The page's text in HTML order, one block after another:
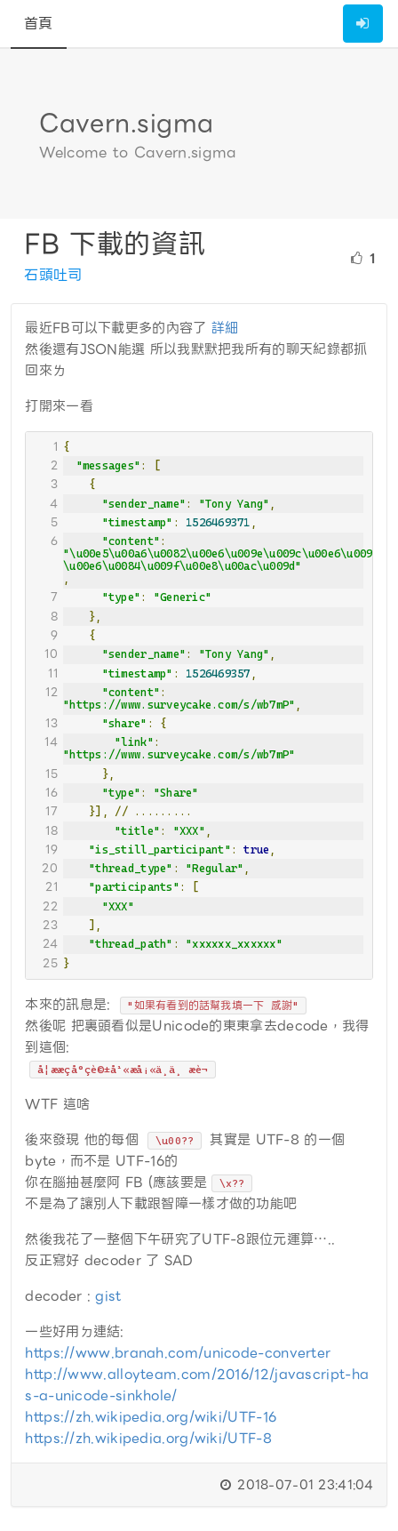
首頁
Cavern.sigma
Welcome to Cavern.sigma
FB 下載的資訊
石頭吐司
1
最近FB可以下載更多的內容了 詳細
然後還有JSON能選 所以我默默把我所有的聊天紀錄都抓
回來ㄌ
打開來一看
{
"messages" :
[
{
"sender_name" : "Tony Yang"
"timestamp" : 1526469371
"content" :
\u00e6\u0084\u009f\u00e8\u00ac\u009d"
,
"type" :
"Generic"
},
{
"sender_name" : "Tony Yang" ,
"timestamp" : 1526469357,
"content" :
"https://www.surveycake.com/s/wb7mP"
"share" :
{
"link" :
"https://www.surveycake.com/s/wb7mP"
},
"type" :
"Share"
}],
//
.........
"title" : "XXX"
"is_still_participant" : true
"thread_type" : "Regular" ,
"participants" :
[
"XXX"
],
"thread_path" :
"xxxxxx_xxxxxx"
}
本來的訊息是: "如果有看到的話幫我填一下 感謝"
然後呢 把裏頭看似是Unicode的東東拿去decode，我得
到這個:
å¦ææçå°çè©±å¹«æå¡«ä¸ä¸ æè¬
WTF 這啥
後來發現 他的每個
\u00??
其實是 UTF-8 的一個
byte，而不是 UTF-16的
你在腦抽甚麼阿 FB (應該要是
\x??
不是為了讓別人下載跟智障一樣才做的功能吧
然後我花了一整個下午研究了UTF-8跟位元運算…..
反正寫好 decoder 了 SAD
decoder :gist
一些好用ㄉ連結:
https://www.branah.com/unicode-converter
http://www.alloyteam.com/2016/12/javascript-ha
s-a-unicode-sinkhole/
https://zh.wikipedia.org/wiki/UTF-16
https://zh.wikipedia.org/wiki/UTF-8
2018-07-01 23:41:04